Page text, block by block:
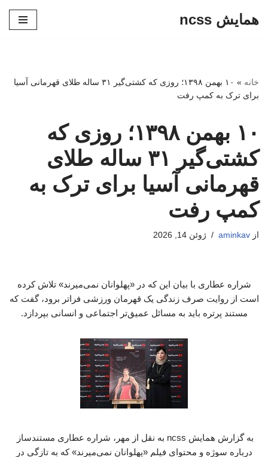
همایش ncss
خانه »
۱۰ بهمن ۱۳۹۸؛ روزی که کشتی‌گیر ۳۱ ساله طلای قهرمانی آسیا
برای ترک به کمپ رفت
۱۰ بهمن ۱۳۹۸؛ روزی که
کشتی‌گیر ۳۱ ساله طلای
قهرمانی آسیا برای ترک به
کمپ رفت
از aminkav ژوئن 14, 2026
شراره عطاری با بیان این که در «پهلوانان نمی‌میرند» تلاش کرده
است از روایت صرف زندگی یک قهرمان ورزشی فراتر برود، گفت که
مستند پرتره باید به مسائل عمیق‌تر اجتماعی و انسانی بپردازد.
به گزارش همایش ncss به نقل از مهر، شراره عطاری مستندساز
درباره سوژه و محتوای فیلم «پهلوانان نمی‌میرند» که به تازگی در